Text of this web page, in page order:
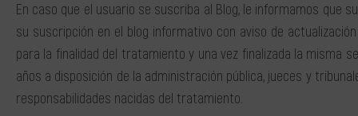
En caso que el usuario se suscriba al Blog, le informamos que
su suscripción en el blog informativo con aviso de
para la finalidad del tratamiento y una vez finalizada la misma
años a disposición de la administración pública, jueces y
responsabilidades nacidas del tratamiento.